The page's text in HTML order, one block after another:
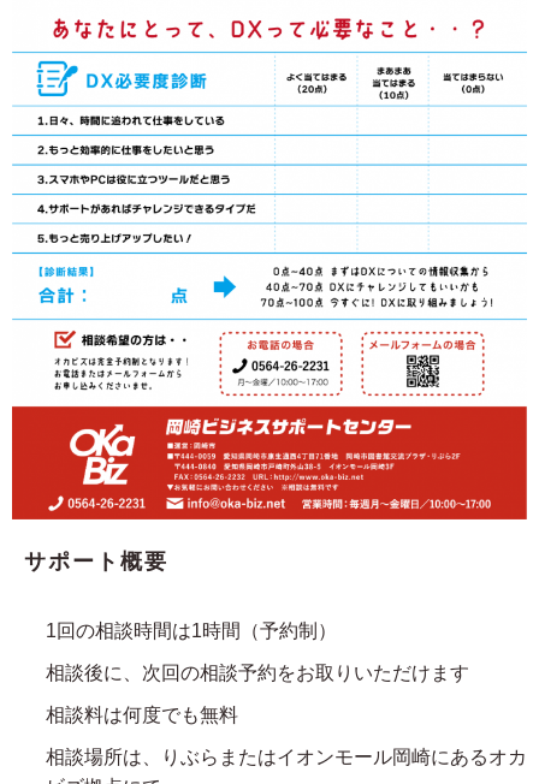
サポート概要
1回の相談時間は1時間（予約制）
相談後に、次回の相談予約をお取りいただけます
相談料は何度でも無料
相談場所は、りぶらまたはイオンモール岡崎にあるオカ